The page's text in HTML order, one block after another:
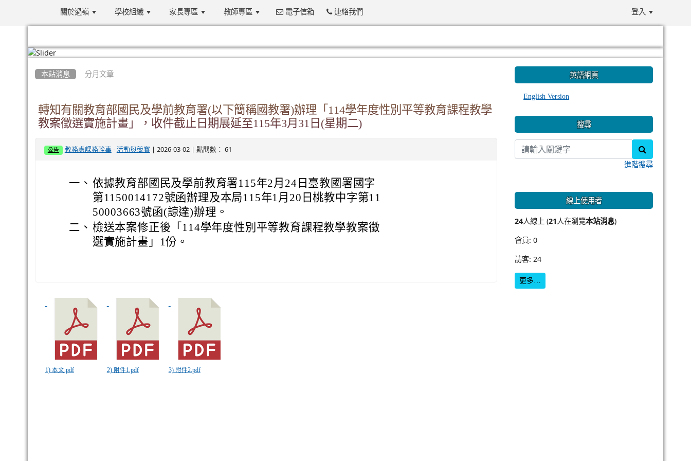
關於過嶺 學校組織 家長專區 教師專區 電子信箱 連絡我們 登入
本站消息 分月文章
轉知有關教育部國民及學前教育署(以下簡稱國教署)辦理「114學年度性別平等教育課程教學
教案徵選實施計畫」，收件截止日期展延至115年3月31日(星期二)
公告 教務處課務幹事- 活動與競賽| 2026-03-02 | 點閱數： 61
一、 依據教育部國民及學前教育署115年2月24日臺教國署國字
第1150014172號函辦理及本局115年1月20日桃教中字第11
50003663號函(諒達)辦理。
二、 檢送本案修正後「114學年度性別平等教育課程教學教案徵
選實施計畫」1份。
1) 本文.pdf 2) 附件1.pdf 3) 附件2.pdf
英語網頁
English Version
搜尋
進階搜尋
線上使用者
24人線上 (21人在瀏覽本站消息)
會員: 0
訪客: 24
更多…